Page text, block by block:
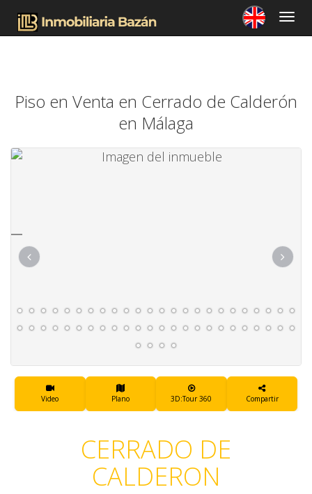
Piso en Venta en Cerrado de Calderón
en Málaga
Video Plano 3D:Tour 360 Compartir
CERRADO DE
CALDERON